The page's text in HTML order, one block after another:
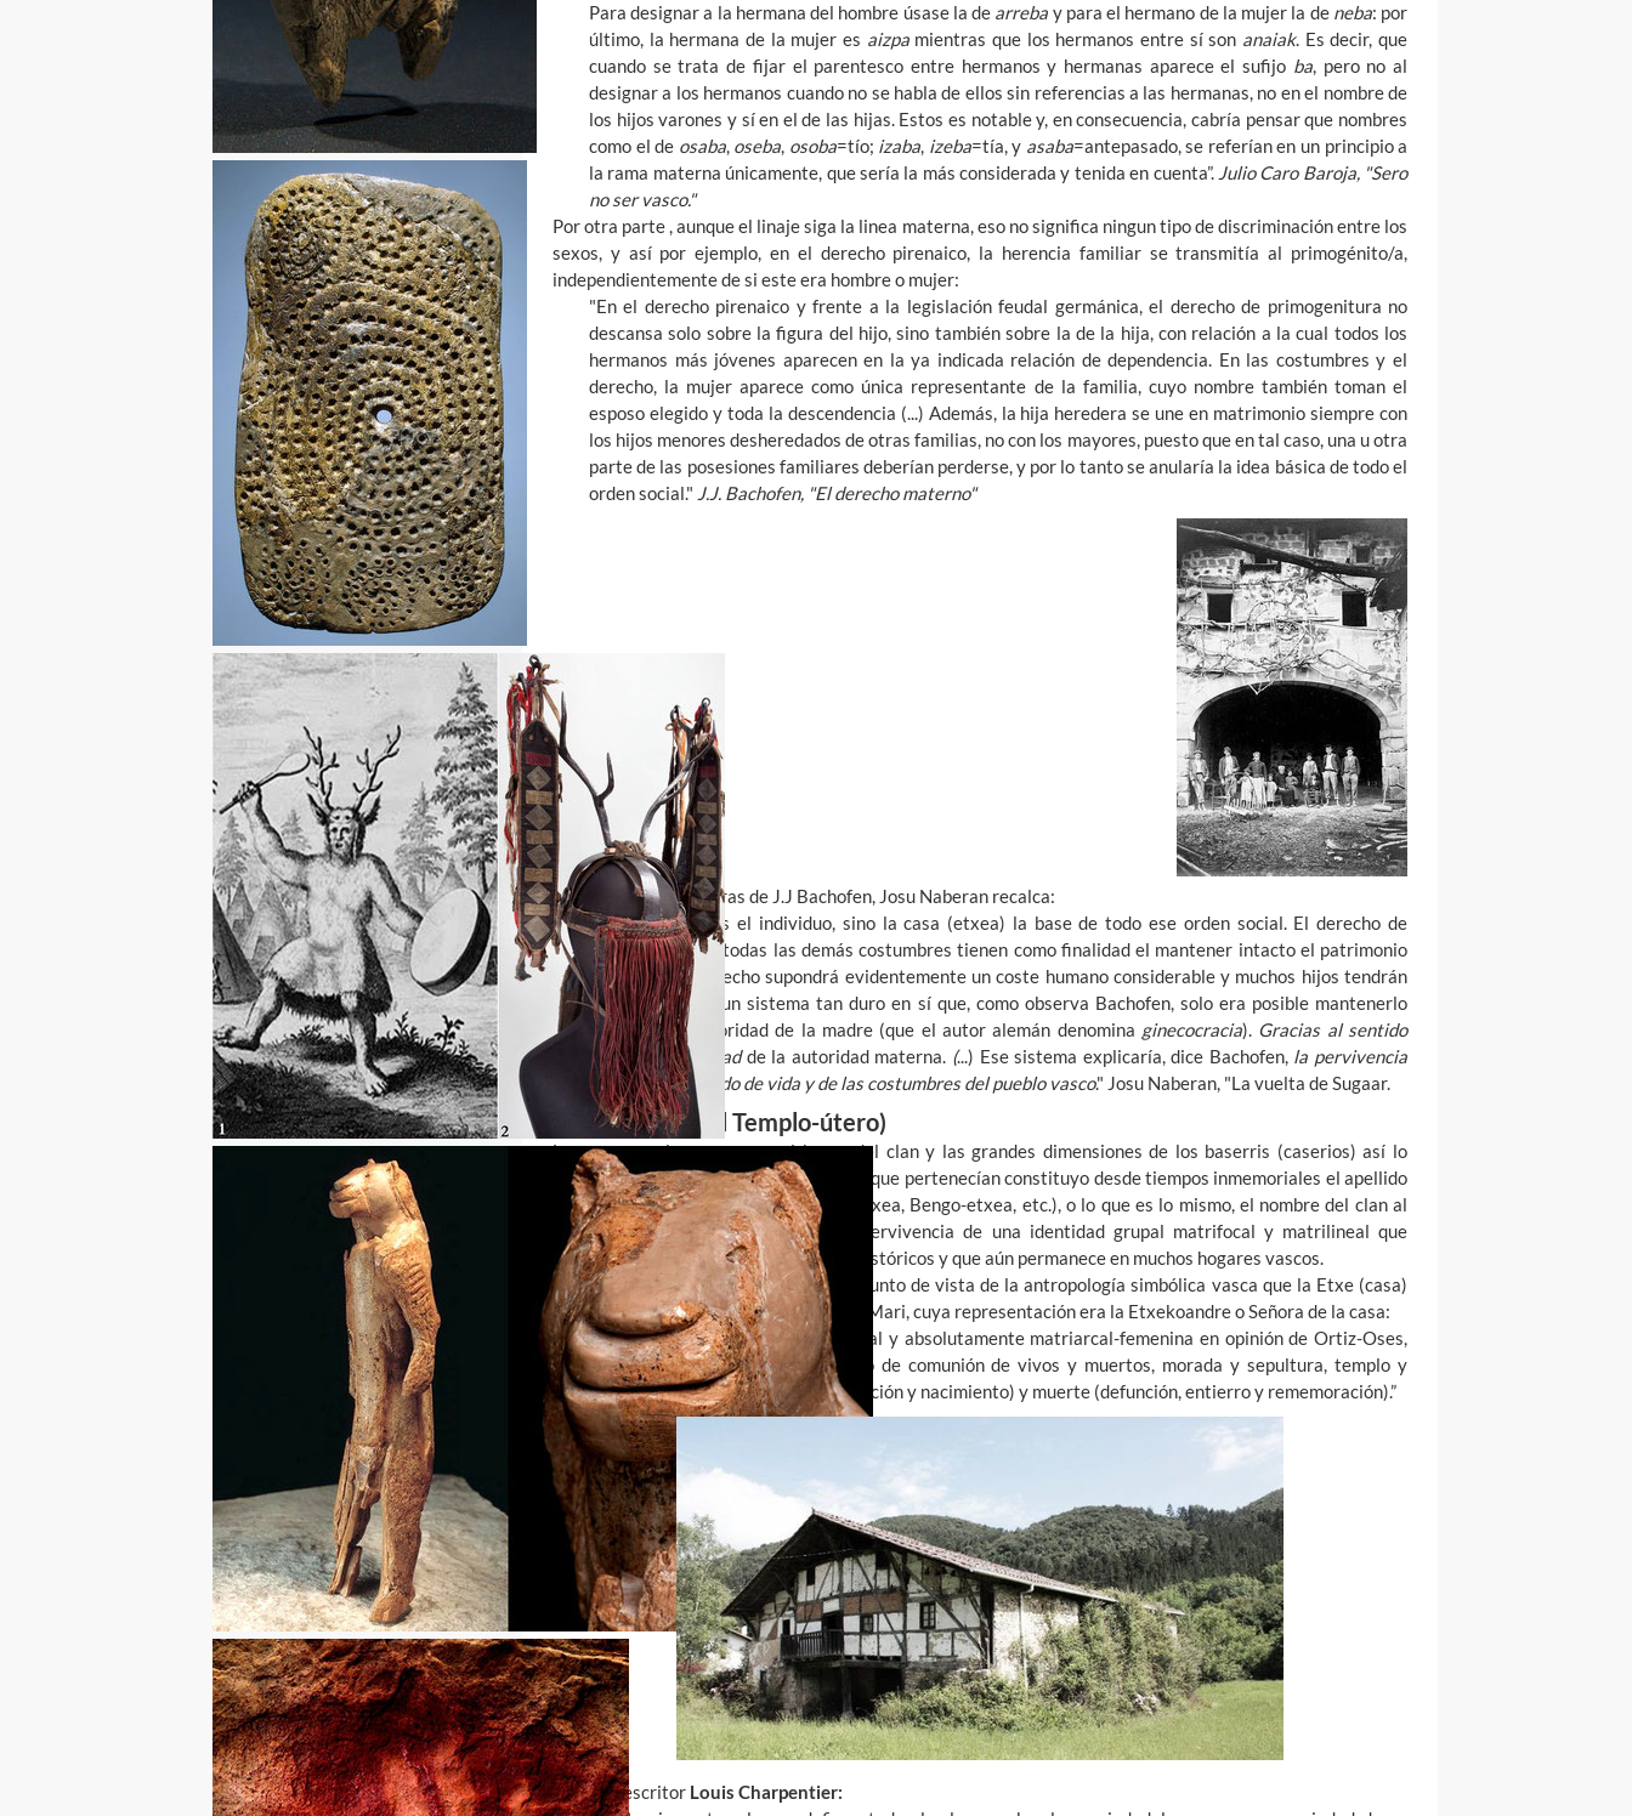
Para designar a la hermana del hombre úsase la de arreba y para el hermano de la mujer la de neba: por
último, la hermana de la mujer es aizpamientras que los hermanos entre sí son anaiak. Es decir, que
cuando se trata de fijar el parentesco entre hermanos y hermanas aparece el sufijo ba, pero no al
designar a los hermanos cuando no se habla de ellos sin referencias a las hermanas, no en el nombre de
los hijos varones y sí en el de las hijas. Estos es notable y, en consecuencia, cabría pensar que nombres
como el de osaba, oseba, osoba=tío; izaba, izeba=tía, y asaba=antepasado, se referían en un principio a
la rama materna únicamente, que sería la más considerada y tenida en cuenta”. Julio Caro Baroja, "Sero
no ser vasco."
Por otra parte , aunque el linaje siga la linea materna, eso no significa ningun tipo de discriminación entre los
sexos, y así por ejemplo, en el derecho pirenaico, la herencia familiar se transmitía al primogénito/a,
independientemente de si este era hombre o mujer:
"En el derecho pirenaico y frente a la legislación feudal germánica, el derecho de primogenitura no
descansa solo sobre la figura del hijo, sino también sobre la de la hija, con relación a la cual todos los
hermanos más jóvenes aparecen en la ya indicada relación de dependencia. En las costumbres y el
derecho, la mujer aparece como única representante de la familia, cuyo nombre también toman el
esposo elegido y toda la descendencia (...) Además, la hija heredera se une en matrimonio siempre con
los hijos menores desheredados de otras familias, no con los mayores, puesto que en tal caso, una u otra
parte de las posesiones familiares deberían perderse, y por lo tanto se anularía la idea básica de todo el
orden social." J.J. Bachofen, "El derecho materno"
Al hilo de estas palabras de J.J Bachofen, Josu Naberan recalca:
"En efecto, no es el individuo, sino la casa (etxea) la base de todo ese orden social. El derecho de
primogenitura y todas las demás costumbres tienen como finalidad el mantener intacto el patrimonio
de la casa. Ese hecho supondrá evidentemente un coste humano considerable y muchos hijos tendrán
que emigrar. Es un sistema tan duro en sí que, como observa Bachofen, solo era posible mantenerlo
gracias a la autoridad de la madre (que el autor alemán denomina ginecocracia). Gracias al sentido
natural de equidadde la autoridad materna. (...) Ese sistema explicaría, dice Bachofen, la pervivencia
milenaria del modo de vida y de las costumbres del pueblo vasco." Josu Naberan, "La vuelta de Sugaar.
La etxe vasca (El Templo-útero)
La casa para los vascos es el hogar del clan y las grandes dimensiones de los baserris (caserios) así lo
indican. El nombre de la casa (Etxe) a la que pertenecían constituyo desde tiempos inmemoriales el apellido
de los vascos (Goiko-etxea, Urrutiko-etxea, Bengo-etxea, etc.), o lo que es lo mismo, el nombre del clan al
que pertenecían. Esto permitió la supervivencia de una identidad grupal matrifocal y matrilineal que
permaneció intacta desde tiempos prehistóricos y que aún permanece en muchos hogares vascos.
Andrés Ortiz-Osésdefendía desde el punto de vista de la antropología simbólica vasca que la Etxe (casa)
vasca, reconstituía la cueva de la Diosa Mari, cuya representación era la Etxekoandre o Señora de la casa:
"La etxe vasca es radical, elemental y absolutamente matriarcal-femenina en opinión de Ortiz-Oses,
pues es a la vez tiempo y espacio de comunión de vivos y muertos, morada y sepultura, templo y
cementerio y lugar de vida (procreación y nacimiento) y muerte (defunción, entierro y rememoración).”
Según el escritor Louis Charpentier: